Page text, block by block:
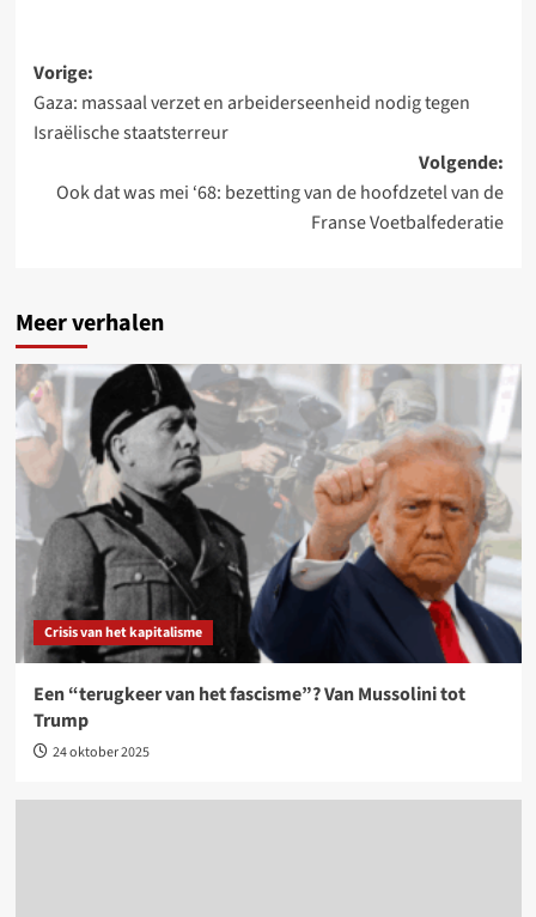
Bericht
navigatie
Vorige:
Gaza: massaal verzet en arbeiderseenheid nodig tegen
Israëlische staatsterreur
Volgende:
Ook dat was mei ‘68: bezetting van de hoofdzetel van de
Franse Voetbalfederatie
Meer verhalen
Crisis van het kapitalisme
Een “terugkeer van het fascisme”? Van Mussolini tot
Trump
24 oktober 2025